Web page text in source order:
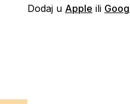
Dodaj u Apple ili